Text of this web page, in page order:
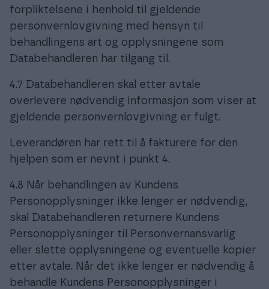
forpliktelsene i henhold til gjeldende
personvernlovgivning med hensyn til
behandlingens art og opplysningene som
Databehandleren har tilgang til.
4.7 Databehandleren skal etter avtale
overlevere nødvendig informasjon som viser at
gjeldende personvernlovgivning er fulgt.
Leverandøren har rett til å fakturere for den
hjelpen som er nevnt i punkt 4.
4.8 Når behandlingen av Kundens
Personopplysninger ikke lenger er nødvendig,
skal Databehandleren returnere Kundens
Personopplysninger til Personvernansvarlig
eller slette opplysningene og eventuelle kopier
etter avtale. Når det ikke lenger er nødvendig å
behandle Kundens Personopplysninger i